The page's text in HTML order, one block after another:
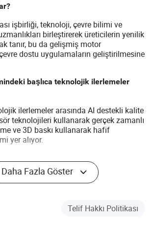
işbirliği, teknoloji, çevre bilimi ve
birleştirerek üreticilerin yenilik
tanır, bu da gelişmiş motor
dostu uygulamaların geliştirilmesine
başlıca teknolojik ilerlemeler
ilerlemeler arasında AI destekli kalite
teknolojileri kullanarak gerçek zamanlı
ve 3D baskı kullanarak hafif
yer alıyor.
Izaiah Hodge
Daha Fazla Göster
Telif Hakkı Politikası